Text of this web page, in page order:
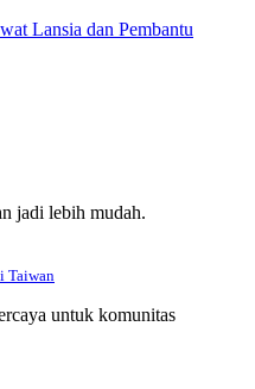
Lansia dan Pembantu
jadi lebih mudah.
Taiwan
untuk komunitas